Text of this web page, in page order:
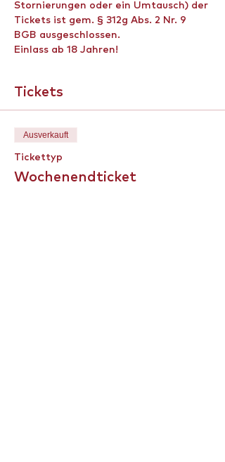
Stornierungen oder ein Umtausch) der
Tickets ist gem. § 312g Abs. 2 Nr. 9
BGB ausgeschlossen.
Einlass ab 18 Jahren!
Tickets
Ausverkauft
Tickettyp
Wochenendticket